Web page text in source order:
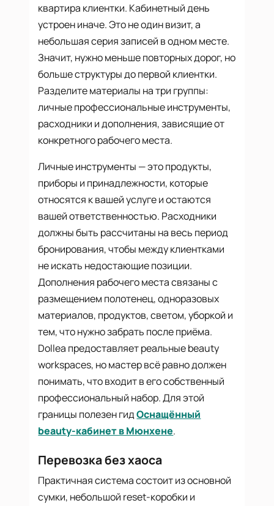
квартира клиентки. Кабинетный день
устроен иначе. Это не один визит, а
небольшая серия записей в одном месте.
Значит, нужно меньше повторных дорог, но
больше структуры до первой клиентки.
Разделите материалы на три группы:
личные профессиональные инструменты,
расходники и дополнения, зависящие от
конкретного рабочего места.
Личные инструменты — это продукты,
приборы и принадлежности, которые
относятся к вашей услуге и остаются
вашей ответственностью. Расходники
должны быть рассчитаны на весь период
бронирования, чтобы между клиентками
не искать недостающие позиции.
Дополнения рабочего места связаны с
размещением полотенец, одноразовых
материалов, продуктов, светом, уборкой и
тем, что нужно забрать после приёма.
Dollea предоставляет реальные beauty
workspaces, но мастер всё равно должен
понимать, что входит в его собственный
профессиональный набор. Для этой
границы полезен гидОснащённый
beauty-кабинет в Мюнхене.
Перевозка без хаоса
Практичная система состоит из основной
сумки, небольшой reset-коробки и